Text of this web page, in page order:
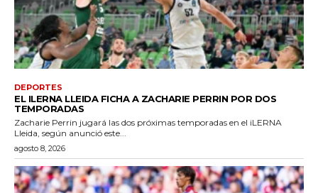
DEPORTES
EL ILERNA LLEIDA FICHA A ZACHARIE PERRIN POR DOS
TEMPORADAS
Zacharie Perrin jugará las dos próximas temporadas en el iLERNA
Lleida, según anunció este...
agosto 8, 2026